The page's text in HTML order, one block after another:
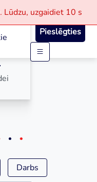
Lūdzu, uzgaidiet 10 s
Pieslēgties
Darbs